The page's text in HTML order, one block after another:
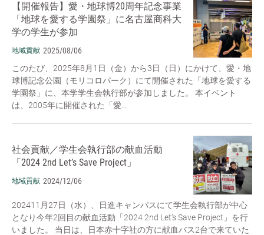
【開催報告】愛・地球博20周年記念事業
「地球を愛する学園祭」に名古屋商科大
学の学生が参加
地域貢献 2025/08/06
このたび、2025年8月1日（金）から3日（日）にかけて、愛・地
球博記念公園（モリコロパーク）にて開催された「地球を愛する
学園祭」に、本学学生会執行部が参加しました。 本イベント
は、2005年に開催された「愛...
社会貢献／学生会執行部の献血活動
「2024 2nd Let’s Save Project」
地域貢献 2024/12/06
202411月27日（水）、日進キャンパスにて学生会執行部が中心
となり今年2回目の献血活動「2024 2nd Let’s Save Project」を行
いました。 当日は、日本赤十字社の方に献血バス2台で来ていた